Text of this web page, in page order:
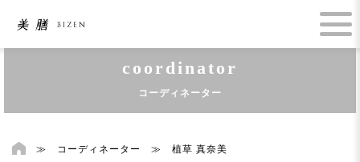
coordinator
コーディネーター
≫ コーディネーター ≫ 植草 真奈美